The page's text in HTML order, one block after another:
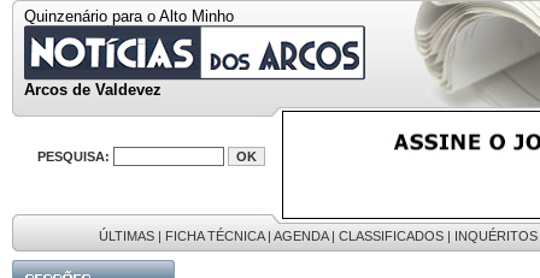
Quinzenário para o Alto Minho
Arcos de Valdevez
PESQUISA:
ÚLTIMAS | FICHA TÉCNICA| AGENDA| CLASSIFICADOS | INQUÉRITOS